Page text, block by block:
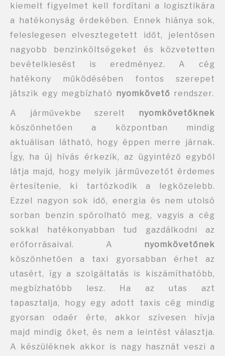
kiemelt figyelmet kell fordítani a logisztikára
a hatékonyság érdekében. Ennek hiánya sok,
feleslegesen elvesztegetett időt, jelentősen
nagyobb benzinköltségeket és közvetetten
bevételkiesést is eredményez. A cég
hatékony működésében fontos szerepet
játszik egy megbízható nyomkövető rendszer.
A járművekbe szerelt nyomkövetőknek
köszönhetően a központban mindig
aktuálisan látható, hogy éppen merre járnak.
Így, ha új hívás érkezik, az ügyintéző egyből
látja majd, hogy melyik járművezetőt érdemes
értesítenie, ki tartózkodik a legközelebb.
Ezzel nagyon sok idő, energia és nem utolsó
sorban benzin spórolható meg, vagyis a cég
sokkal hatékonyabban tud gazdálkodni az
erőforrásaival. A nyomkövetőnek
köszönhetően a taxi gyorsabban érhet az
utasért, így a szolgáltatás is kiszámíthatóbb,
megbízhatóbb lesz. Ha az utas azt
tapasztalja, hogy egy adott taxis cég mindig
gyorsan odaér érte, akkor szívesen hívja
majd mindig őket, és nem a leintést választja.
A készüléknek akkor is nagy hasznát veszi a